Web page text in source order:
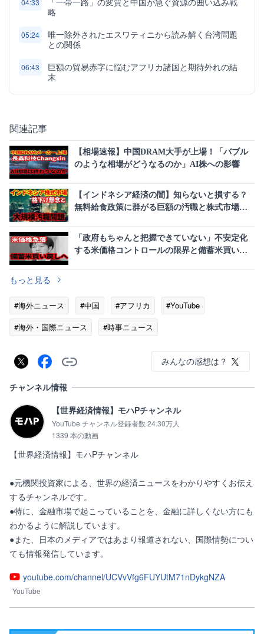
04:33
略
05:24
唯一除外されたエスワティニから読み解く台湾問題
との関係
06:43
巨額の貿易赤字に悩むアフリカ諸国と期待外れの結
末
関連記事
【相場速報】中国DRAM大手が上場！「バブル
のような相場がどうなるのか」AI株への影響
【インドネシア経済の闇】知らないと損する？
無料給食政策に群がる巨額の汚職と株式市場格
「政府もちゃんと把握できていない」不安定化
する米価格コントロールの限界と備蓄米買い戻
もっと見る
#海外ニュース #中国 #アフリカ
#YouTube
#海外・国際ニュース
#時事ニュース
みんなの感想は？
チャンネル情報
【世界経済情報】モハPチャンネル
YouTube チャンネル登録者数 24.30万人
1339 本の動画
【世界経済情報】モハPチャンネル
●元機関投資家による、世界の経済ニュースをわかりやすくお伝え
するチャンネルです。
●特に、金融市場で起こっていることを、金融に詳しくない方にも
わかるように解説しています。
●また、日本のメディアではあまり報道されない、国際情勢につい
ても情報発信しています。
youtube.com/channel/UCVvVfg6FUYUtM71nDykgNZA
YouTube